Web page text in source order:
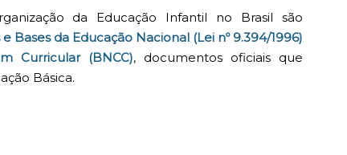
da Educação Infantil no Brasil são
Bases da Educação Nacional (Lei nº 9.394/1996)
Curricular (BNCC), documentos oficiais que
Básica.